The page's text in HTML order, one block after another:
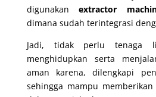
digunakanextractor
dimana sudah terintegrasi
Jadi, tidak perlu tenaga
menghidupkan serta
aman karena, dilengkapi
sehingga mampu